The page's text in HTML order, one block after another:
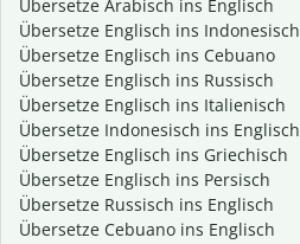
Übersetze Arabisch ins Englisch
Übersetze Englisch ins Indonesisch
Übersetze Englisch ins Cebuano
Übersetze Englisch ins Russisch
Übersetze Englisch ins Italienisch
Übersetze Indonesisch ins Englisch
Übersetze Englisch ins Griechisch
Übersetze Englisch ins Persisch
Übersetze Russisch ins Englisch
Übersetze Cebuano ins Englisch